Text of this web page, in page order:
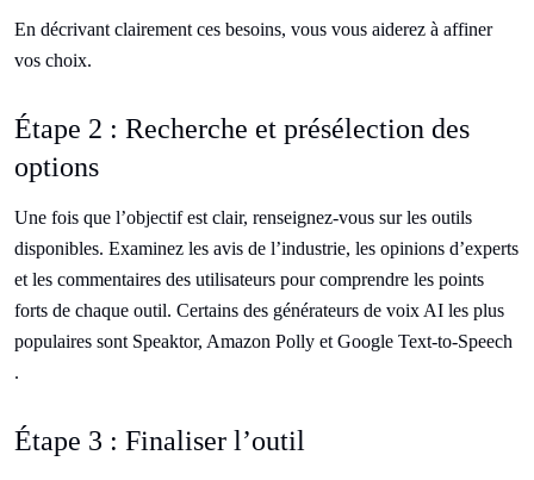
En décrivant clairement ces besoins, vous vous aiderez à affiner
vos choix.
Étape 2 : Recherche et présélection des
options
Une fois que l’objectif est clair, renseignez-vous sur les outils
disponibles. Examinez les avis de l’industrie, les opinions d’experts
et les commentaires des utilisateurs pour comprendre les points
forts de chaque outil. Certains des générateurs de voix AI les plus
populaires sont Speaktor, Amazon Polly et Google Text-to-Speech
.
Étape 3 : Finaliser l’outil